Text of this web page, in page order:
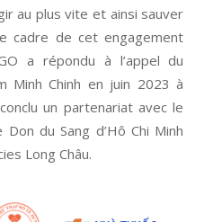
au plus vite et ainsi sauver
cadre de cet engagement
a répondu à l’appel du
Minh Chinh en juin 2023 à
un partenariat avec le
du Sang d’Hô Chi Minh
Long Châu.